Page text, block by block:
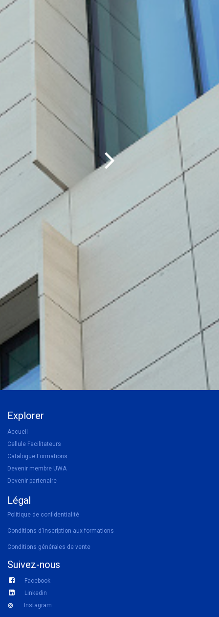
Explorer
Accueil
Cellule Facilitateurs
Catalogue Formations
Devenir membre UWA
Devenir partenaire
Légal
Politique de confidentialité
Conditions d'inscription aux formations
Conditions générales de vente
Suivez-nous
Facebook
Linkedin
Instagram